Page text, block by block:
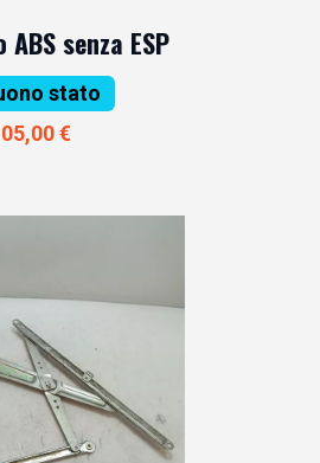
senza ESP
stato
€